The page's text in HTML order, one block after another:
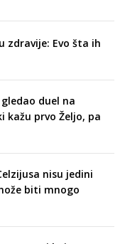
zdravije: Evo šta ih
duel na
kažu prvo Željo, pa
nisu jedini
biti mnogo